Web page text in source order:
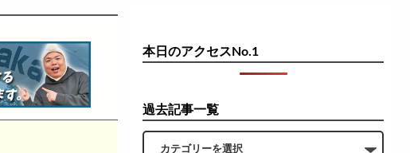
本日のアクセスNo.1
過去記事一覧